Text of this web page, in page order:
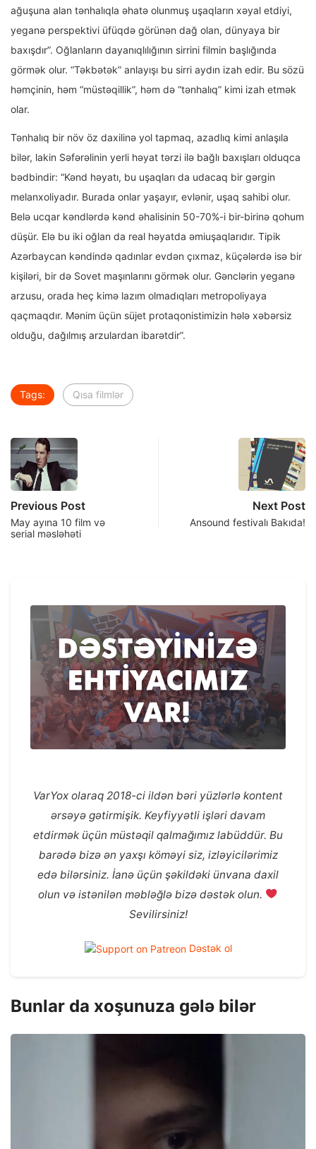
ağuşuna alan tənhalıqla əhatə olunmuş uşaqların xəyal etdiyi,
yeganə perspektivi üfüqdə görünən dağ olan, dünyaya bir
baxışdır”. Oğlanların dayanıqlılığının sirrini filmin başlığında
görmək olur. “Təkbətək” anlayışı bu sirri aydın izah edir. Bu sözü
həmçinin, həm “müstəqillik”, həm də “tənhalıq” kimi izah etmək
olar.
Tənhalıq bir növ öz daxilinə yol tapmaq, azadlıq kimi anlaşıla
bilər, lakin Səfərəlinin yerli həyat tərzi ilə bağlı baxışları olduqca
bədbindir: “Kənd həyatı, bu uşaqları da udacaq bir gərgin
melanxoliyadır. Burada onlar yaşayır, evlənir, uşaq sahibi olur.
Belə ucqar kəndlərdə kənd əhalisinin 50-70%-i bir-birinə qohum
düşür. Elə bu iki oğlan da real həyatda əmiuşaqlarıdır. Tipik
Azərbaycan kəndində qadınlar evdən çıxmaz, küçələrdə isə bir
kişiləri, bir də Sovet maşınlarını görmək olur. Gənclərin yeganə
arzusu, orada heç kimə lazım olmadıqları metropoliyaya
qaçmaqdır. Mənim üçün süjet protaqonistimizin hələ xəbərsiz
olduğu, dağılmış arzulardan ibarətdir”.
Tags: Qısa filmlər
Previous Post
May ayına 10 film və
serial məsləhəti
Next Post
Ansound festivalı Bakıda!
VarYox olaraq 2018-ci ildən bəri yüzlərlə kontent
ərsəyə gətirmişik. Keyfiyyətli işləri davam
etdirmək üçün müstəqil qalmağımız labüddür. Bu
barədə bizə ən yaxşı köməyi siz, izləyicilərimiz
edə bilərsiniz. İanə üçün şəkildəki ünvana daxil
olun və istənilən məbləğlə bizə dəstək olun.
Sevilirsiniz!
Dəstək ol
Bunlar da xoşunuza gələ bilər